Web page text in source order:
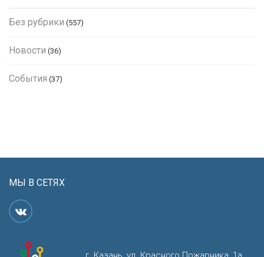
Без рубрики (557)
Новости (36)
События (37)
МЫ В СЕТЯХ